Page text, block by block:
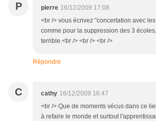
P pierre 16/12/2009 17:08
<br /> vous écrivez "concertation avec
comme pour la suppression des 3
terrible.<br /> <br /> <br />
Répondre
C cathy 16/12/2009 16:47
<br /> Que de moments vécus dans ce
à refaire le monde et surtout